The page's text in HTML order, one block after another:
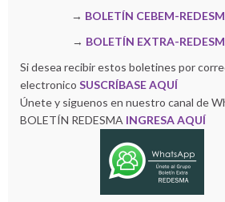
→ BOLETÍN CEBEM-
→ BOLETÍN EXTRA-
Si desea recibir estos boletines por
electronico SUSCRÍBASE AQUÍ
Únete y siguenos en nuestro canal de
BOLETÍN REDESMA INGRESA AQUÍ